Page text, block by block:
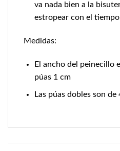
va nada bien a la
estropear con el
Medidas:
El ancho del peinecillo
púas 1 cm
Las púas dobles son de